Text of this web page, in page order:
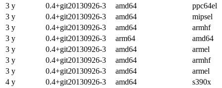
3 y
0.4+git20130926-3 amd64
ppc64el
3 y
0.4+git20130926-3 amd64
mipsel
3 y
0.4+git20130926-3 amd64
armhf
3 y
0.4+git20130926-3 arm64
amd64
3 y
0.4+git20130926-3 amd64
armel
3 y
0.4+git20130926-3 amd64
armhf
3 y
0.4+git20130926-3 amd64
armel
4 y
0.4+git20130926-3 amd64
s390x